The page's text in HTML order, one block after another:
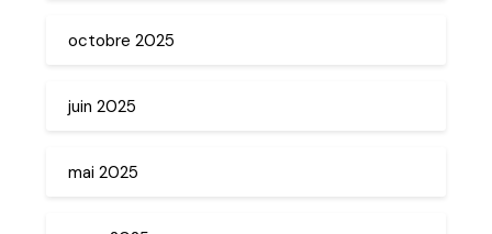
octobre 2025
juin 2025
mai 2025